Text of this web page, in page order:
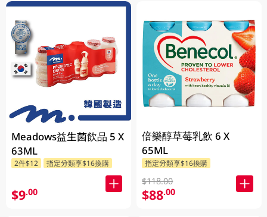
Meadows益生菌飲品 5 X
63ML
2件$12 指定分類享$16換購
$9.00
倍樂醇草莓乳飲 6 X
65ML
指定分類享$16換購
$118.00
$88.00